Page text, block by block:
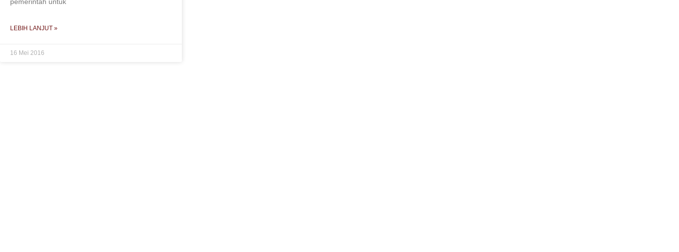
LEBIH LANJUT »
16 Mei 2016